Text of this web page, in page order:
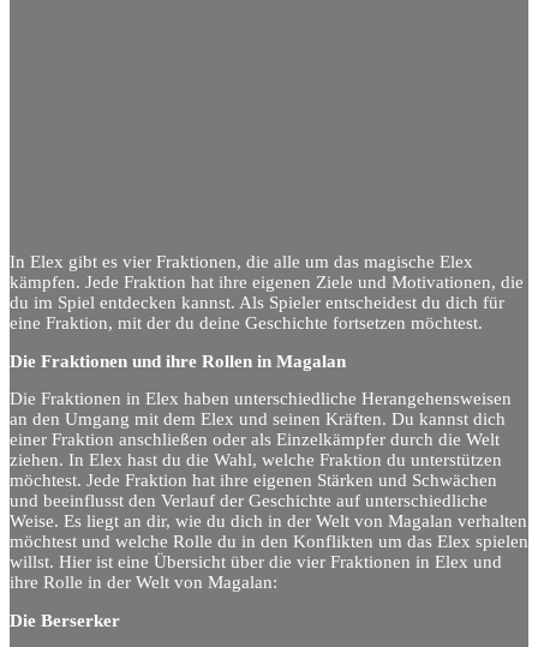
In Elex gibt es vier Fraktionen, die alle um das magische Elex
kämpfen. Jede Fraktion hat ihre eigenen Ziele und Motivationen, die
du im Spiel entdecken kannst. Als Spieler entscheidest du dich für
eine Fraktion, mit der du deine Geschichte fortsetzen möchtest.
Die Fraktionen und ihre Rollen in Magalan
Die Fraktionen in Elex haben unterschiedliche Herangehensweisen
an den Umgang mit dem Elex und seinen Kräften. Du kannst dich
einer Fraktion anschließen oder als Einzelkämpfer durch die Welt
ziehen. In Elex hast du die Wahl, welche Fraktion du unterstützen
möchtest. Jede Fraktion hat ihre eigenen Stärken und Schwächen
und beeinflusst den Verlauf der Geschichte auf unterschiedliche
Weise. Es liegt an dir, wie du dich in der Welt von Magalan verhalten
möchtest und welche Rolle du in den Konflikten um das Elex spielen
willst. Hier ist eine Übersicht über die vier Fraktionen in Elex und
ihre Rolle in der Welt von Magalan:
Die Berserker